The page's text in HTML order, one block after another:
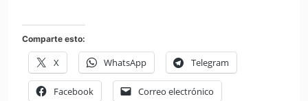
Comparte esto:
X WhatsApp Telegram
Facebook Correo electrónico